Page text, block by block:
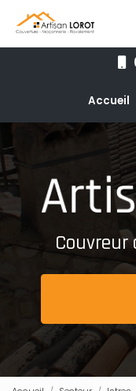
contenu
principal
Accueil
Couvreur